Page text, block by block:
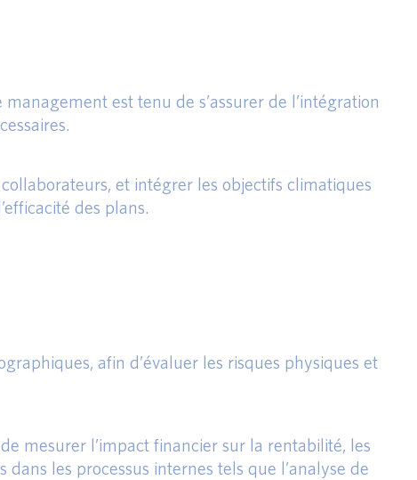
est tenu de s’assurer de l’intégration
et intégrer les objectifs climatiques
des plans.
afin d’évaluer les risques physiques et
mesurer l’impact financier sur la rentabilité, les
les processus internes tels que l’analyse de